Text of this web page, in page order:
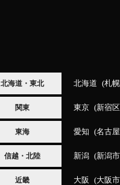
北海道・東北 北海道 札
関東 東京 新宿区
東海 愛知 名古
信越・北陸 新潟 新潟市
近畿 大阪 大阪市